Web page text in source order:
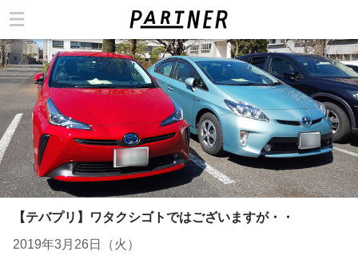
【テバプリ】ワタクシゴトではございますが・・
2019年3月26日（火）
カテゴリ